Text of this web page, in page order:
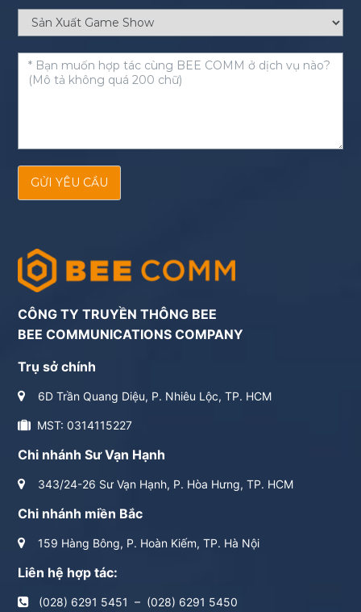
GỬI YÊU CẦU
CÔNG TY TRUYỀN THÔNG BEE
BEE COMMUNICATIONS COMPANY
Trụ sở chính
6D Trần Quang Diệu, P. Nhiêu Lộc, TP. HCM
MST: 0314115227
Chi nhánh Sư Vạn Hạnh
343/24-26 Sư Vạn Hạnh, P. Hòa Hưng, TP. HCM
Chi nhánh miền Bắc
159 Hàng Bông, P. Hoàn Kiếm, TP. Hà Nội
Liên hệ hợp tác:
(028) 6291 5451 – (028) 6291 5450